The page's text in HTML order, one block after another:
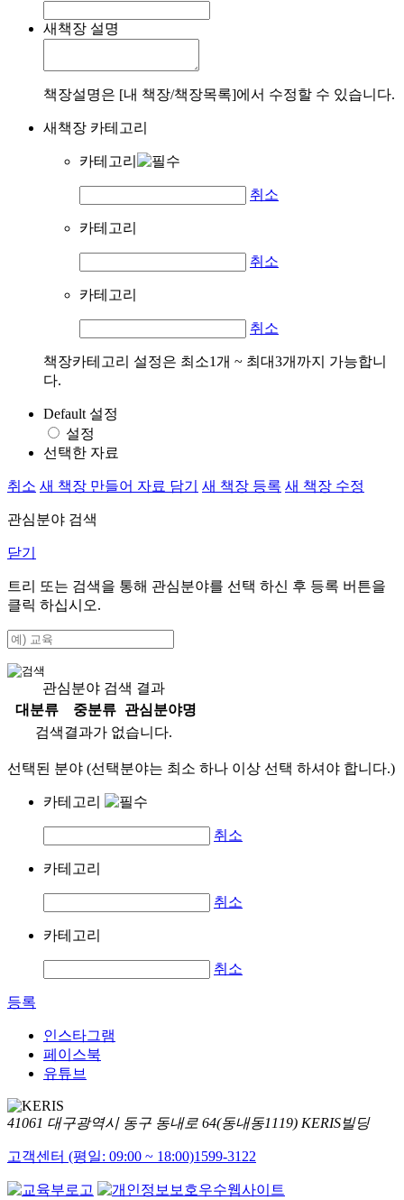
새책장 설명
책장설명은 [내 책장/책장목록]에서 수정할 수 있습니다.
새책장 카테고리
카테고리
취소
카테고리
취소
카테고리
취소
책장카테고리 설정은 최소1개 ~ 최대3개까지 가능합니
다.
Default 설정
설정
선택한 자료
취소 새 책장 만들어 자료 담기 새 책장 등록 새 책장 수정
관심분야 검색
닫기
트리 또는 검색을 통해 관심분야를 선택 하신 후 등록 버튼을
클릭 하십시오.
관심분야 검색 결과
대분류
중분류
관심분야명
검색결과가 없습니다.
선택된 분야 (선택분야는 최소 하나 이상 선택 하셔야 합니다.)
카테고리
취소
카테고리
취소
카테고리
취소
등록
인스타그램
페이스북
유튜브
41061 대구광역시 동구 동내로 64(동내동1119) KERIS빌딩
고객센터 (평일: 09:00 ~ 18:00)1599-3122